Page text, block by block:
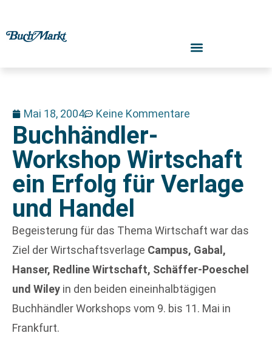
Mai 18, 2004 Keine Kommentare
Buchhändler-
Workshop Wirtschaft
ein Erfolg für Verlage
und Handel
Begeisterung für das Thema Wirtschaft war das
Ziel der Wirtschaftsverlage Campus, Gabal,
Hanser, Redline Wirtschaft, Schäffer-Poeschel
und Wiley in den beiden eineinhalbtägigen
Buchhändler Workshops vom 9. bis 11. Mai in
Frankfurt.